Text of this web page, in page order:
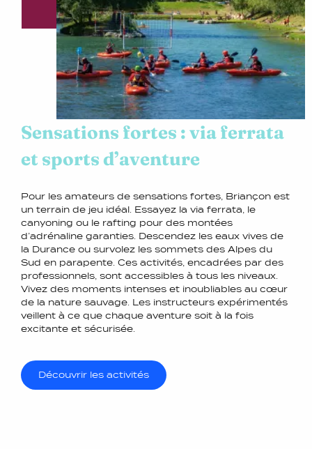
Sensations fortes : via ferrata
et sports d’aventure
Pour les amateurs de sensations fortes, Briançon est
un terrain de jeu idéal. Essayez la via ferrata, le
canyoning ou le rafting pour des montées
d’adrénaline garanties. Descendez les eaux vives de
la Durance ou survolez les sommets des Alpes du
Sud en parapente. Ces activités, encadrées par des
professionnels, sont accessibles à tous les niveaux.
Vivez des moments intenses et inoubliables au cœur
de la nature sauvage. Les instructeurs expérimentés
veillent à ce que chaque aventure soit à la fois
excitante et sécurisée.
Découvrir les activités